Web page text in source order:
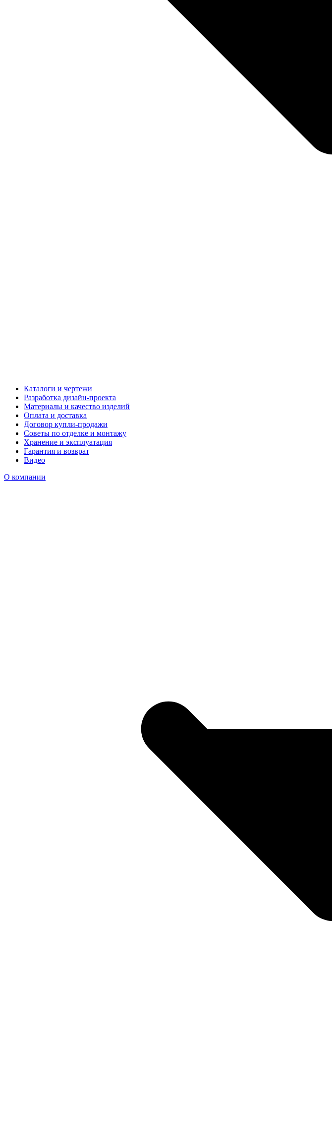
Каталоги и чертежи
Разработка дизайн-проекта
Материалы и качество изделий
Оплата и доставка
Договор купли-продажи
Советы по отделке и монтажу
Хранение и эксплуатация
Гарантия и возврат
Видео
О компании